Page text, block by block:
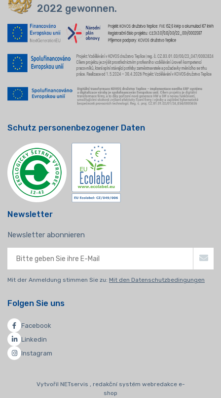
2022 gewonnen.
Schutz personenbezogener Daten
Newsletter
Newsletter abonnieren
Mit der Anmeldung stimmen Sie zu: Mit den Datenschutzbedingungen
Folgen Sie uns
Facebook
Linkedin
Instagram
Vytvořil NETservis , redakční systém webredakce e-
shop